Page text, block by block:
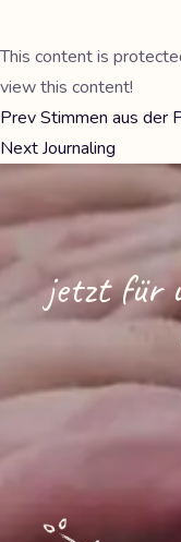
This content is
view this content!
PrevStimmen aus der
NextJournaling
jetzt für